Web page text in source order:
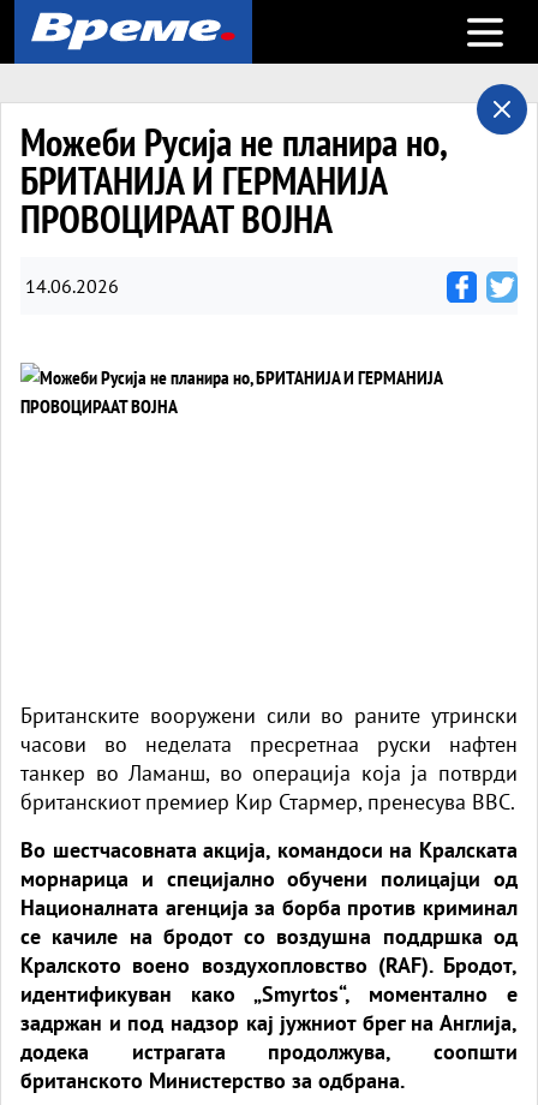
Open
Можеби Русија не планира но,
БРИТАНИЈА И ГЕРМАНИЈА
ПРОВОЦИРААТ ВОЈНА
14.06.2026
Британските вооружени сили во раните утрински
часови во неделата пресретнаа руски нафтен
танкер во Ламанш, во операција која ја потврди
британскиот премиер Кир Стармер, пренесува BBC.
Во шестчасовната акција, командоси на Кралската
морнарица и специјално обучени полицајци од
Националната агенција за борба против криминал
се качиле на бродот со воздушна поддршка од
Кралското воено воздухопловство (RAF). Бродот,
идентификуван како „Smyrtos“, моментално е
задржан и под надзор кај јужниот брег на Англија,
додека истрагата продолжува, соопшти
британското Министерство за одбрана.